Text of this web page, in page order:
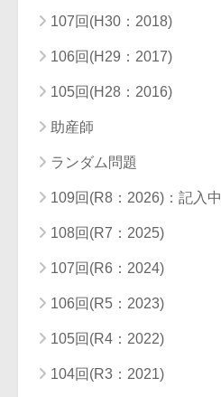
107回(H30：2018)
106回(H29：2017)
105回(H28：2016)
助産師
ランダム問題
109回(R8：2026)：記入中
108回(R7：2025)
107回(R6：2024)
106回(R5：2023)
105回(R4：2022)
104回(R3：2021)